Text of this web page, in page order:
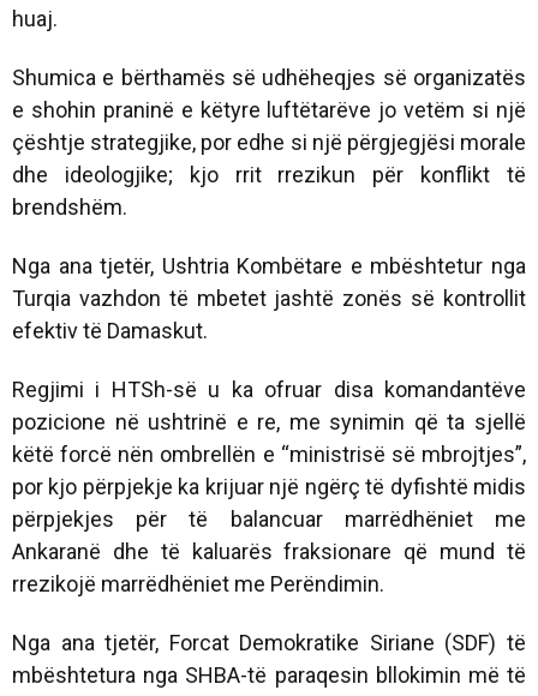
huaj.
Shumica e bërthamës së udhëheqjes së organizatës
e shohin praninë e këtyre luftëtarëve jo vetëm si një
çështje strategjike, por edhe si një përgjegjësi morale
dhe ideologjike; kjo rrit rrezikun për konflikt të
brendshëm.
Nga ana tjetër, Ushtria Kombëtare e mbështetur nga
Turqia vazhdon të mbetet jashtë zonës së kontrollit
efektiv të Damaskut.
Regjimi i HTSh-së u ka ofruar disa komandantëve
pozicione në ushtrinë e re, me synimin që ta sjellë
këtë forcë nën ombrellën e “ministrisë së mbrojtjes”,
por kjo përpjekje ka krijuar një ngërç të dyfishtë midis
përpjekjes për të balancuar marrëdhëniet me
Ankaranë dhe të kaluarës fraksionare që mund të
rrezikojë marrëdhëniet me Perëndimin.
Nga ana tjetër, Forcat Demokratike Siriane (SDF) të
mbështetura nga SHBA-të paraqesin bllokimin më të